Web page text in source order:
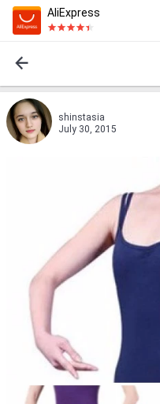
AliExpress
shinstasia
July 30, 2015